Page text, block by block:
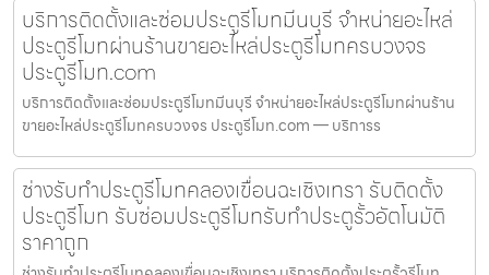
บริการติดตั้งและซ่อมประตูรีโมทมีนบุรี จำหน่ายอะไหล่
ประตูรีโมทผ่านร้านขายอะไหล่ประตูรีโมทครบวงจร
ประตูรีโมท.com
บริการติดตั้งและซ่อมประตูรีโมทมีนบุรี จำหน่ายอะไหล่ประตูรีโมทผ่านร้าน
ขายอะไหล่ประตูรีโมทครบวงจร ประตูรีโมท.com — บริการร
ช่างรับทำประตูรีโมทคลองเขื่อนฉะเชิงเทรา รับติดตั้ง
ประตูรีโมท รับซ่อมประตูรีโมทรับทำประตูรั้วอัตโนมัติ
ราคาถูก